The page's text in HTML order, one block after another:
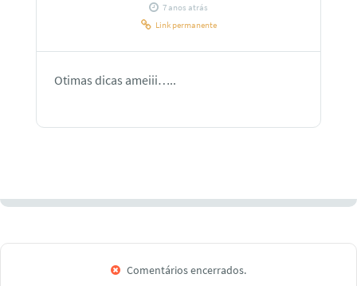
7 anos atrás
Link permanente
Otimas dicas ameiii…..
Comentários encerrados.